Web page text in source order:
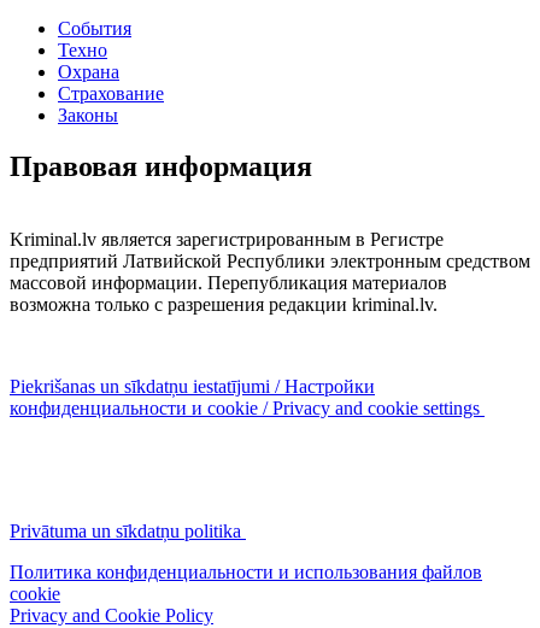
События
Техно
Охрана
Страхование
Законы
Правовая информация
Kriminal.lv является зарегистрированным в Регистре
предприятий Латвийской Республики электронным средством
массовой информации. Перепубликация материалов
возможна только с разрешения редакции kriminal.lv.
Piekrišanas un sīkdatņu iestatījumi / Настройки
конфиденциальности и cookie / Privacy and cookie settings
Privātuma un sīkdatņu politika
Политика конфиденциальности и использования файлов
cookie
Privacy and Cookie Policy